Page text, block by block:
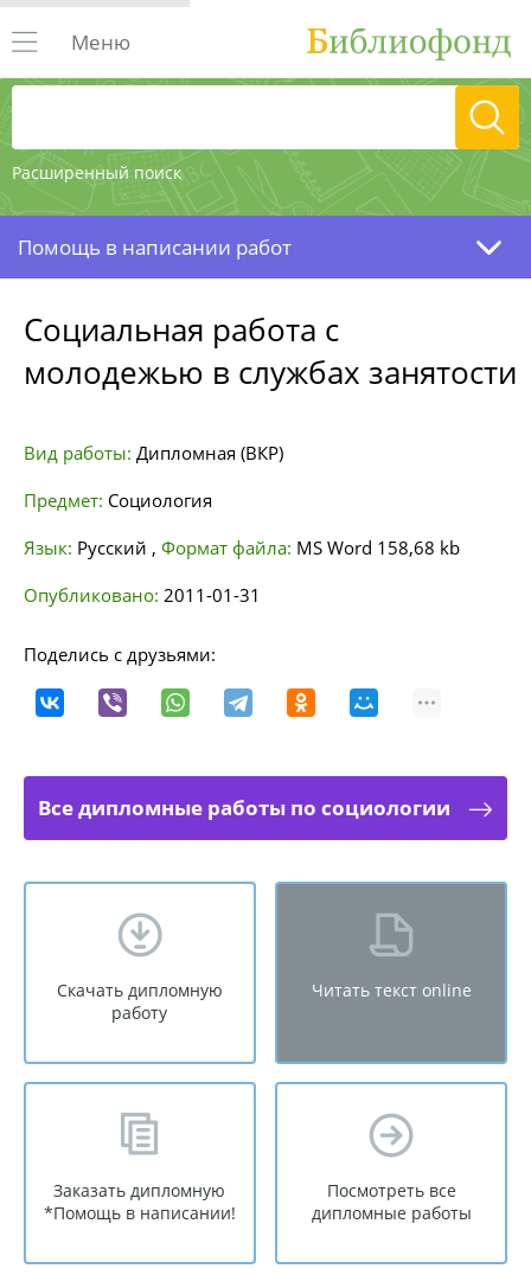
Расширенный поиск
Меню
Помощь в написании работ
Социальная работа с
молодежью в службах занятости
Вид работы: Дипломная (ВКР)
Предмет: Социология
Язык: Русский , Формат файла: MS Word 158,68 kb
Опубликовано: 2011-01-31
Поделись с друзьями:
Все дипломные работы по социологии
Скачать дипломную
работу
Читать текст online
Заказать дипломную
*Помощь в написании!
Посмотреть все
дипломные работы